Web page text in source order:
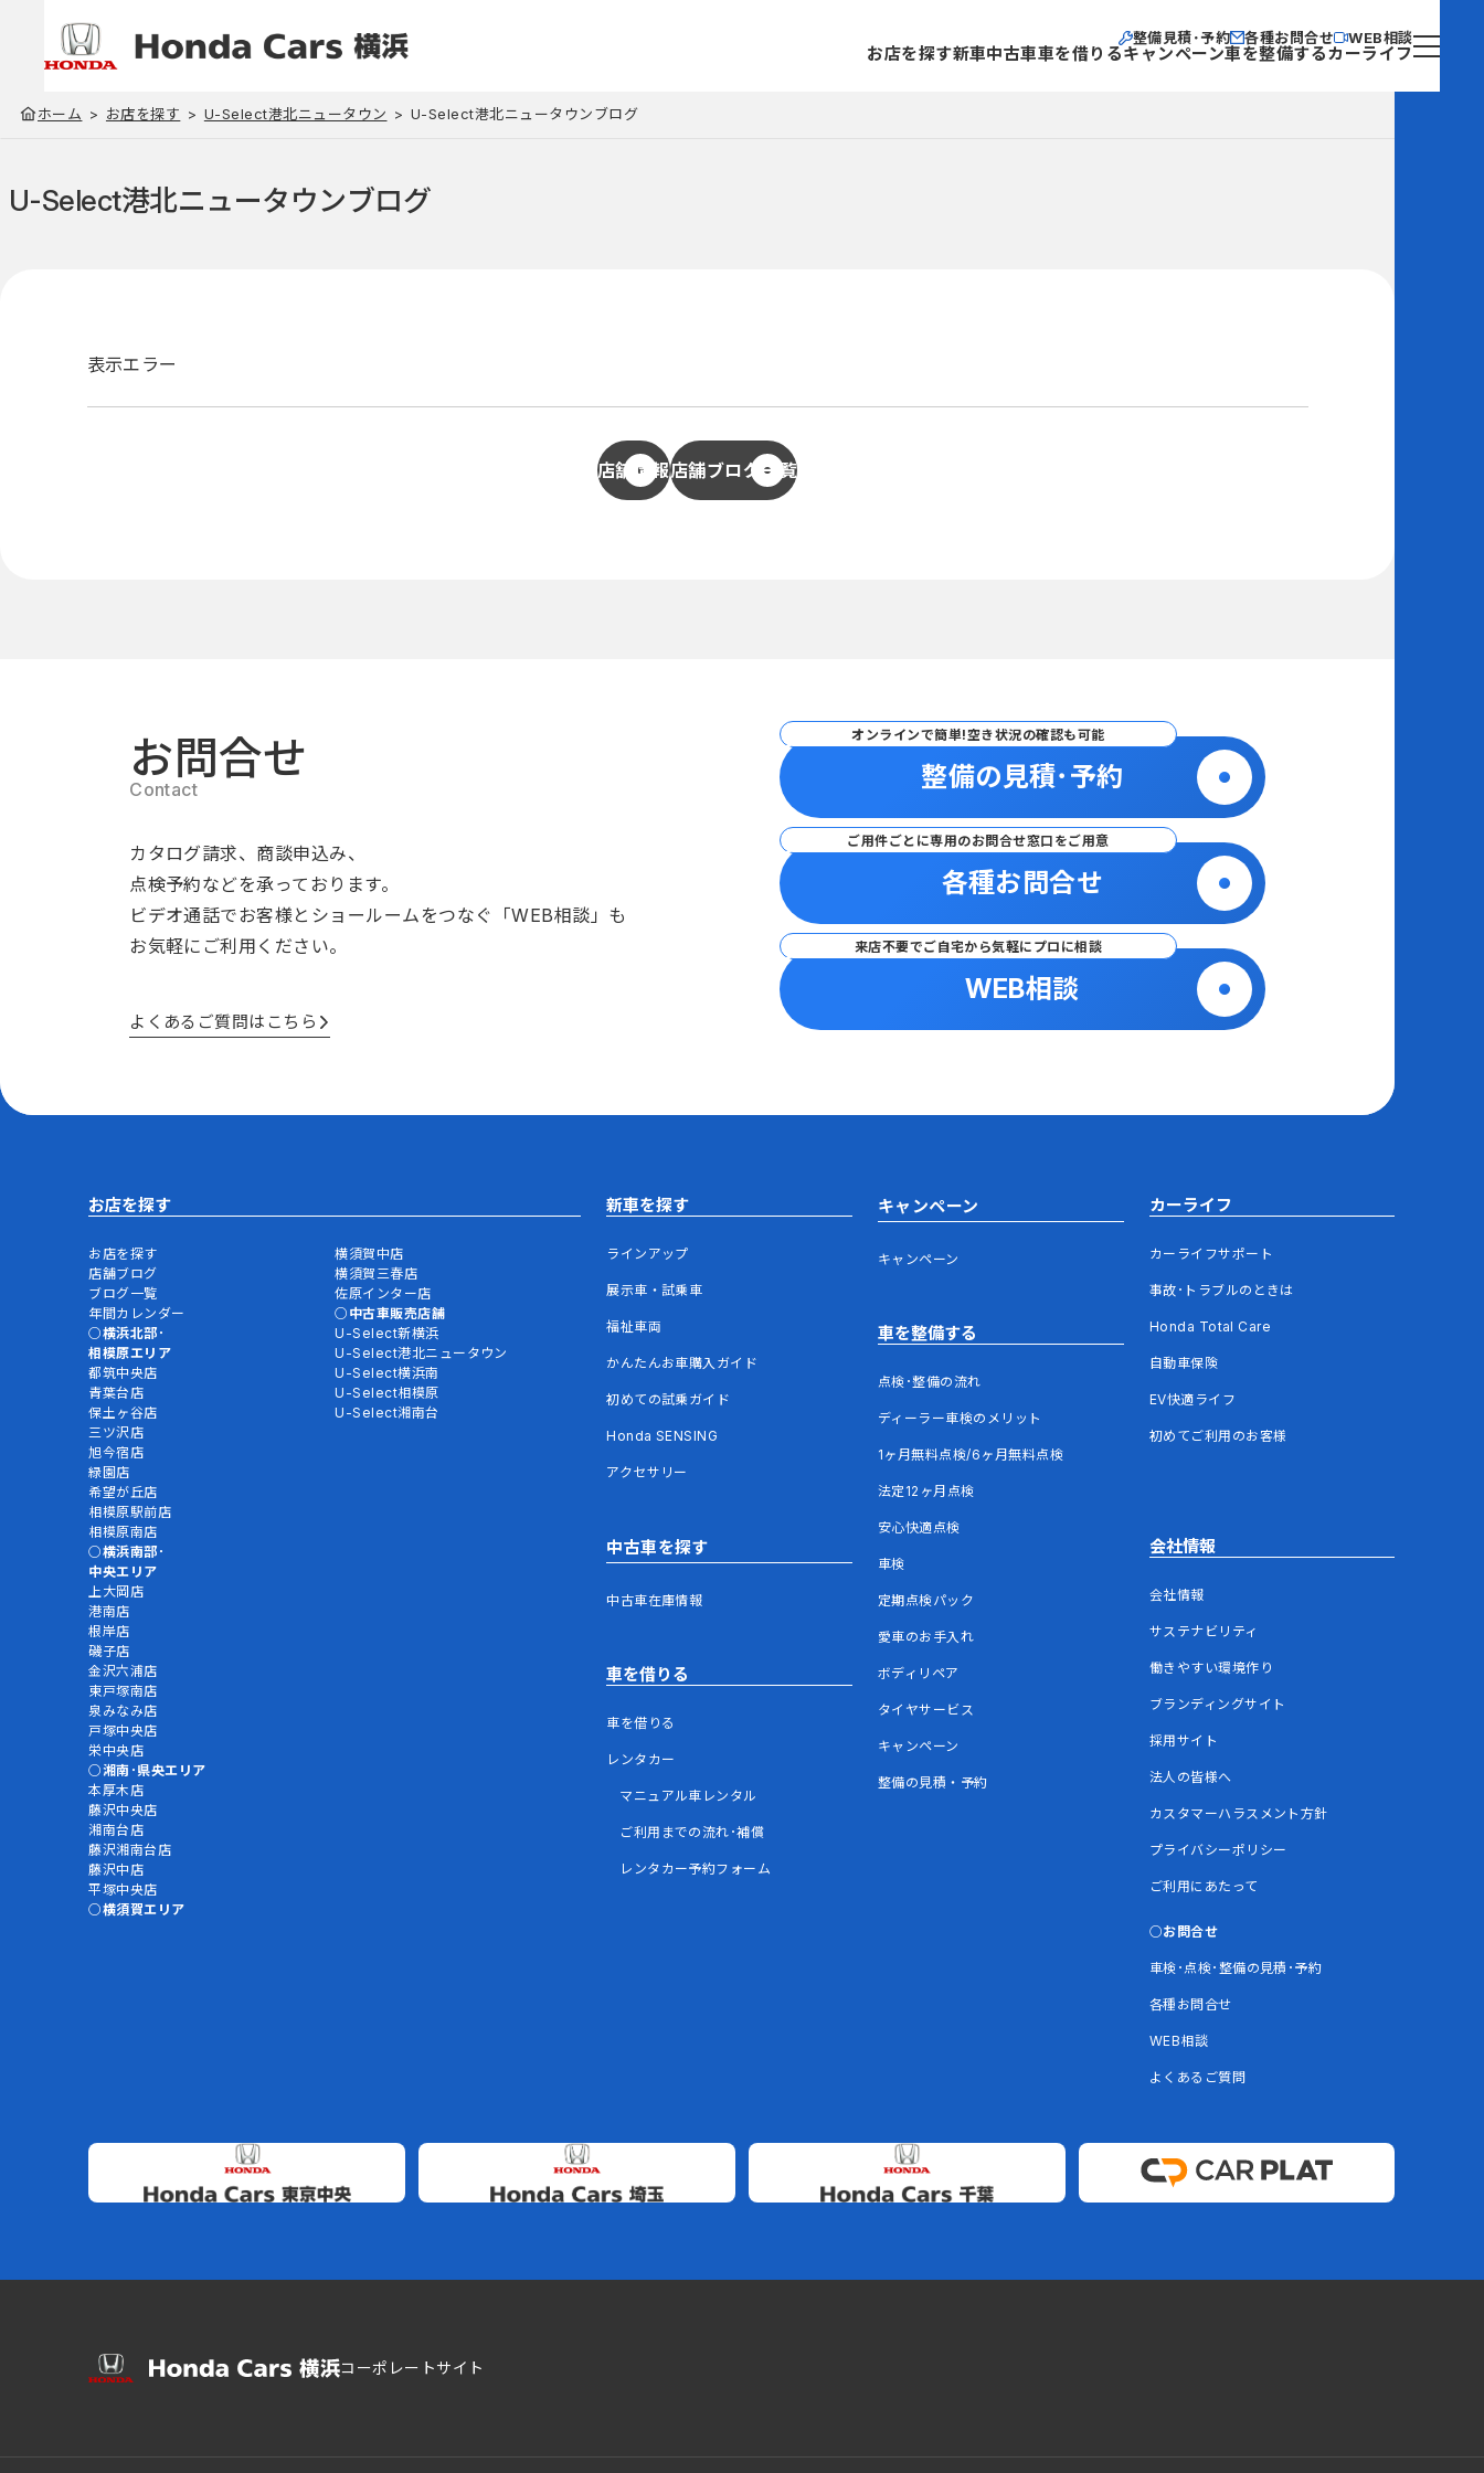
整備見積･予約 各種お問合せ WEB相談
お店を探す新車中古車車を借りるキャンペーン車を整備するカーライフ
ホーム お店を探す U-Select港北ニュータウン U-Select港北ニュータウンブログ
U-Select港北ニュータウンブログ
表示エラー
店舗情報店舗ブログ一覧
お問合せ
カタログ請求、商談申込み、
点検予約などを承っております。
ビデオ通話でお客様とショールームをつなぐ
「WEB相談」も
お気軽にご利用ください。
よくあるご質問はこちら
オンラインで簡単!空き状況の確認も可能
整備の見積･予約
ご用件ごとに専用のお問合せ窓口をご用意
各種お問合せ
来店不要でご自宅から気軽にプロに相談
WEB相談
お店を探す
お店を探す
店舗ブログ
ブログ一覧
年間カレンダー
横浜北部･
相模原エリア
都筑中央店
青葉台店
保土ヶ谷店
三ツ沢店
旭今宿店
緑園店
希望が丘店
相模原駅前店
相模原南店
横浜南部･
中央エリア
上大岡店
港南店
根岸店
磯子店
金沢六浦店
東戸塚南店
泉みなみ店
戸塚中央店
栄中央店
湘南･県央エリア
本厚木店
藤沢中央店
湘南台店
藤沢湘南台店
藤沢中店
平塚中央店
横須賀エリア
横須賀中店
横須賀三春店
佐原インター店
中古車販売店舗
U-Select新横浜
U-Select港北ニュータウン
U-Select横浜南
U-Select相模原
U-Select湘南台
新車を探す
ラインアップ
展示車・試乗車
福祉車両
かんたんお車購入ガイド
初めての試乗ガイド
Honda SENSING
アクセサリー
中古車を探す
中古車在庫情報
車を借りる
車を借りる
レンタカー
マニュアル車レンタル
ご利用までの流れ･補償
レンタカー予約フォーム
キャンペーン
キャンペーン
車を整備する
点検･整備の流れ
ディーラー車検のメリット
1ヶ月無料点検/6ヶ月無料点検
法定12ヶ月点検
安心快適点検
車検
定期点検パック
愛車のお手入れ
ボディリペア
タイヤサービス
キャンペーン
整備の見積・予約
カーライフ
カーライフサポート
事故･トラブルのときは
Honda Total Care
自動車保険
EV快適ライフ
初めてご利用のお客様
会社情報
会社情報
サステナビリティ
働きやすい環境作り
ブランディングサイト
採用サイト
法人の皆様へ
カスタマーハラスメント方針
プライバシーポリシー
ご利用にあたって
お問合せ
車検･点検･整備の見積･予約
各種お問合せ
WEB相談
よくあるご質問
コーポレートサイト